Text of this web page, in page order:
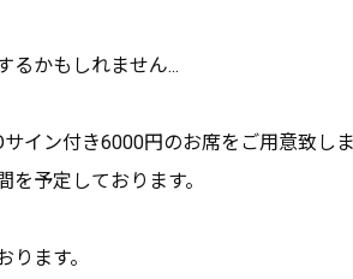
るかもしれません...
イン付き6000円のお席をご用意致しま
予定しております。
ます。